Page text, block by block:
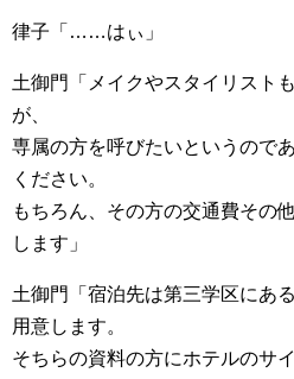
律子「……はぃ」
土御門「メイクやスタイリスト
が、
専属の方を呼びたいというので
ください。
もちろん、その方の交通費その
します」
土御門「宿泊先は第三学区にあ
用意します。
そちらの資料の方にホテルのサ